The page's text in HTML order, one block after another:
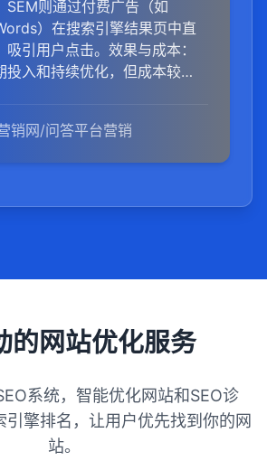
SEM则通过付费广告（如
）在搜索引擎结果页中直
引用户点击。效果与成本：
投入和持续优化，但成本较
更注重提升网站整体在搜索
排名和权重。SEM更侧重于短
销网/问答平台营销
的网站优化服务
系统，智能优化网站和SEO诊
引擎排名，让用户优先找到你的网
站。